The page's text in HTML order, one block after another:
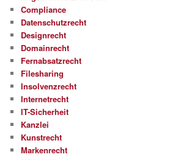
Compliance
Datenschutzrecht
Designrecht
Domainrecht
Fernabsatzrecht
Filesharing
Insolvenzrecht
Internetrecht
IT-Sicherheit
Kanzlei
Kunstrecht
Markenrecht